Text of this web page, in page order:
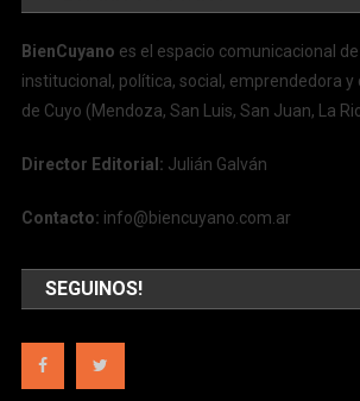
BienCuyano es el espacio comunicacional
institucional, política, social, emprendedora y
de Cuyo (Mendoza, San Luis, San Juan, La
Director Editorial: Julián Galván
Contacto: info@biencuyano.com.ar
SEGUINOS!